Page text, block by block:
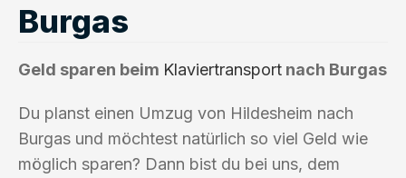
Burgas
Geld sparen beim Klaviertransport nach Burgas
Du planst einen Umzug von Hildesheim nach
Burgas und möchtest natürlich so viel Geld wie
möglich sparen? Dann bist du bei uns, dem